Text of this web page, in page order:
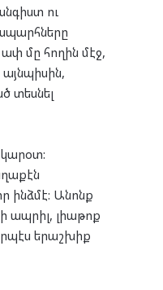
ու
մը հողին մէջ,
տեսնել
կարօտ:
ինձմէ: Անոնք
ապրիլ, լիաթոք
երաշխիք